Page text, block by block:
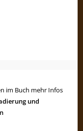
im Buch mehr Infos
und